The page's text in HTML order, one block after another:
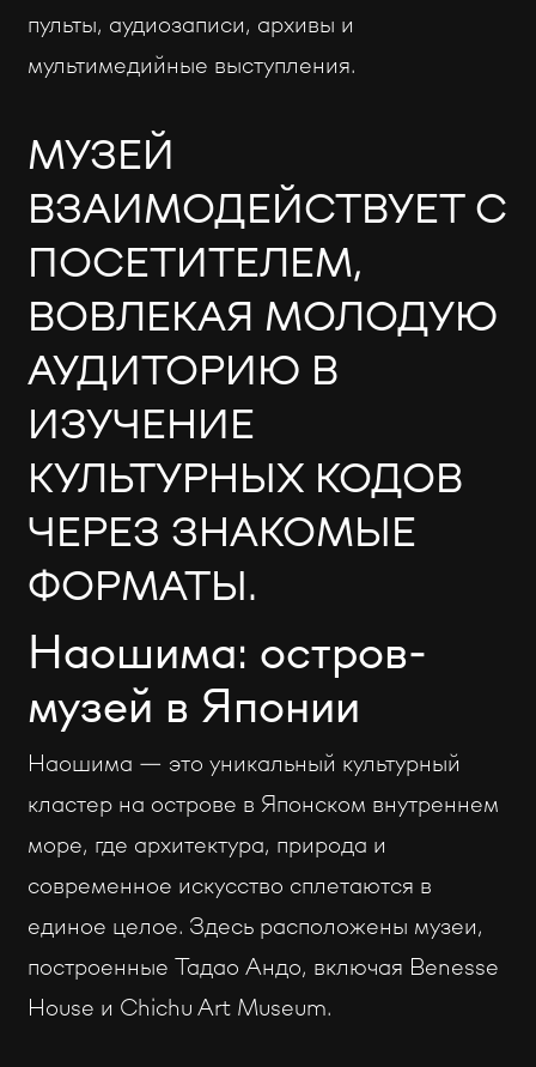
пульты, аудиозаписи, архивы и
мультимедийные выступления.
МУЗЕЙ
ВЗАИМОДЕЙСТВУЕТ С
ПОСЕТИТЕЛЕМ,
ВОВЛЕКАЯ МОЛОДУЮ
АУДИТОРИЮ В
ИЗУЧЕНИЕ
КУЛЬТУРНЫХ КОДОВ
ЧЕРЕЗ ЗНАКОМЫЕ
ФОРМАТЫ.
Наошима: остров-
музей в Японии
Наошима — это уникальный культурный
кластер на острове в Японском внутреннем
море, где архитектура, природа и
современное искусство сплетаются в
единое целое. Здесь расположены музеи,
построенные Тадао Андо, включая Benesse
House и Chichu Art Museum.